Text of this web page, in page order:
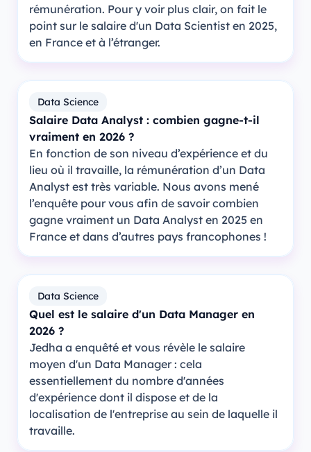
rémunération. Pour y voir plus clair, on fait le
point sur le salaire d'un Data Scientist en 2025,
en France et à l’étranger.
Data Science
Salaire Data Analyst : combien gagne-t-il
vraiment en 2026 ?
En fonction de son niveau d’expérience et du
lieu où il travaille, la rémunération d’un Data
Analyst est très variable. Nous avons mené
l’enquête pour vous afin de savoir combien
gagne vraiment un Data Analyst en 2025 en
France et dans d’autres pays francophones !
Data Science
Quel est le salaire d'un Data Manager en
2026 ?
Jedha a enquêté et vous révèle le salaire
moyen d'un Data Manager : cela
essentiellement du nombre d'années
d'expérience dont il dispose et de la
localisation de l'entreprise au sein de laquelle il
travaille.